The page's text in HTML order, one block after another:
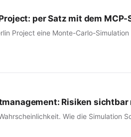
per Satz mit dem MCP-
Project eine Monte-Carlo-
Risiken sichtbar
Wie die Simulation